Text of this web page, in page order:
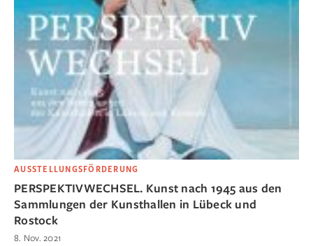
AUSSTELLUNGSFÖRDERUNG
PERSPEKTIVWECHSEL. Kunst nach 1945 aus den
Sammlungen der Kunsthallen in Lübeck und
Rostock
8. Nov. 2021